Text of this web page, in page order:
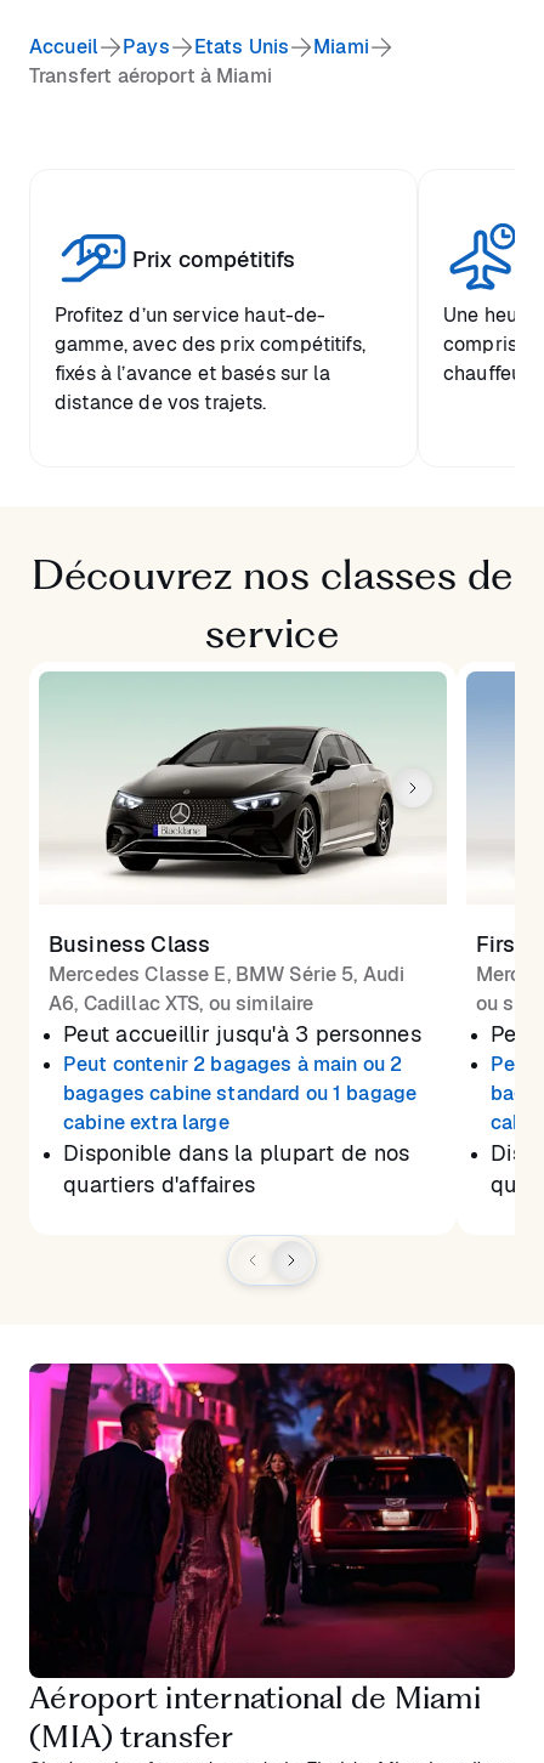
Accueil Pays Etats Unis
Miami
Transfert aéroport à Miami
Prix compétitifs
Profitez d’un service haut-de-
gamme, avec des prix compétitifs,
fixés à l’avance et basés sur la
distance de vos trajets.
Une heure
comprise
chauffeur.
Découvrez nos classes de
service
Business Class
Mercedes Classe E, BMW Série 5, Audi
A6, Cadillac XTS, ou similaire
Peut accueillir jusqu'à 3 personnes
Peut contenir 2 bagages à main ou 2
bagages cabine standard ou 1 bagage
cabine extra large
Disponible dans la plupart de nos
quartiers d'affaires
First
ou
Peut
Aéroport international de Miami
(MIA) transfer